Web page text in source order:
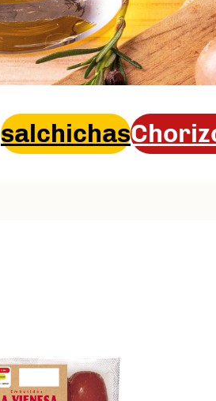
salchichas